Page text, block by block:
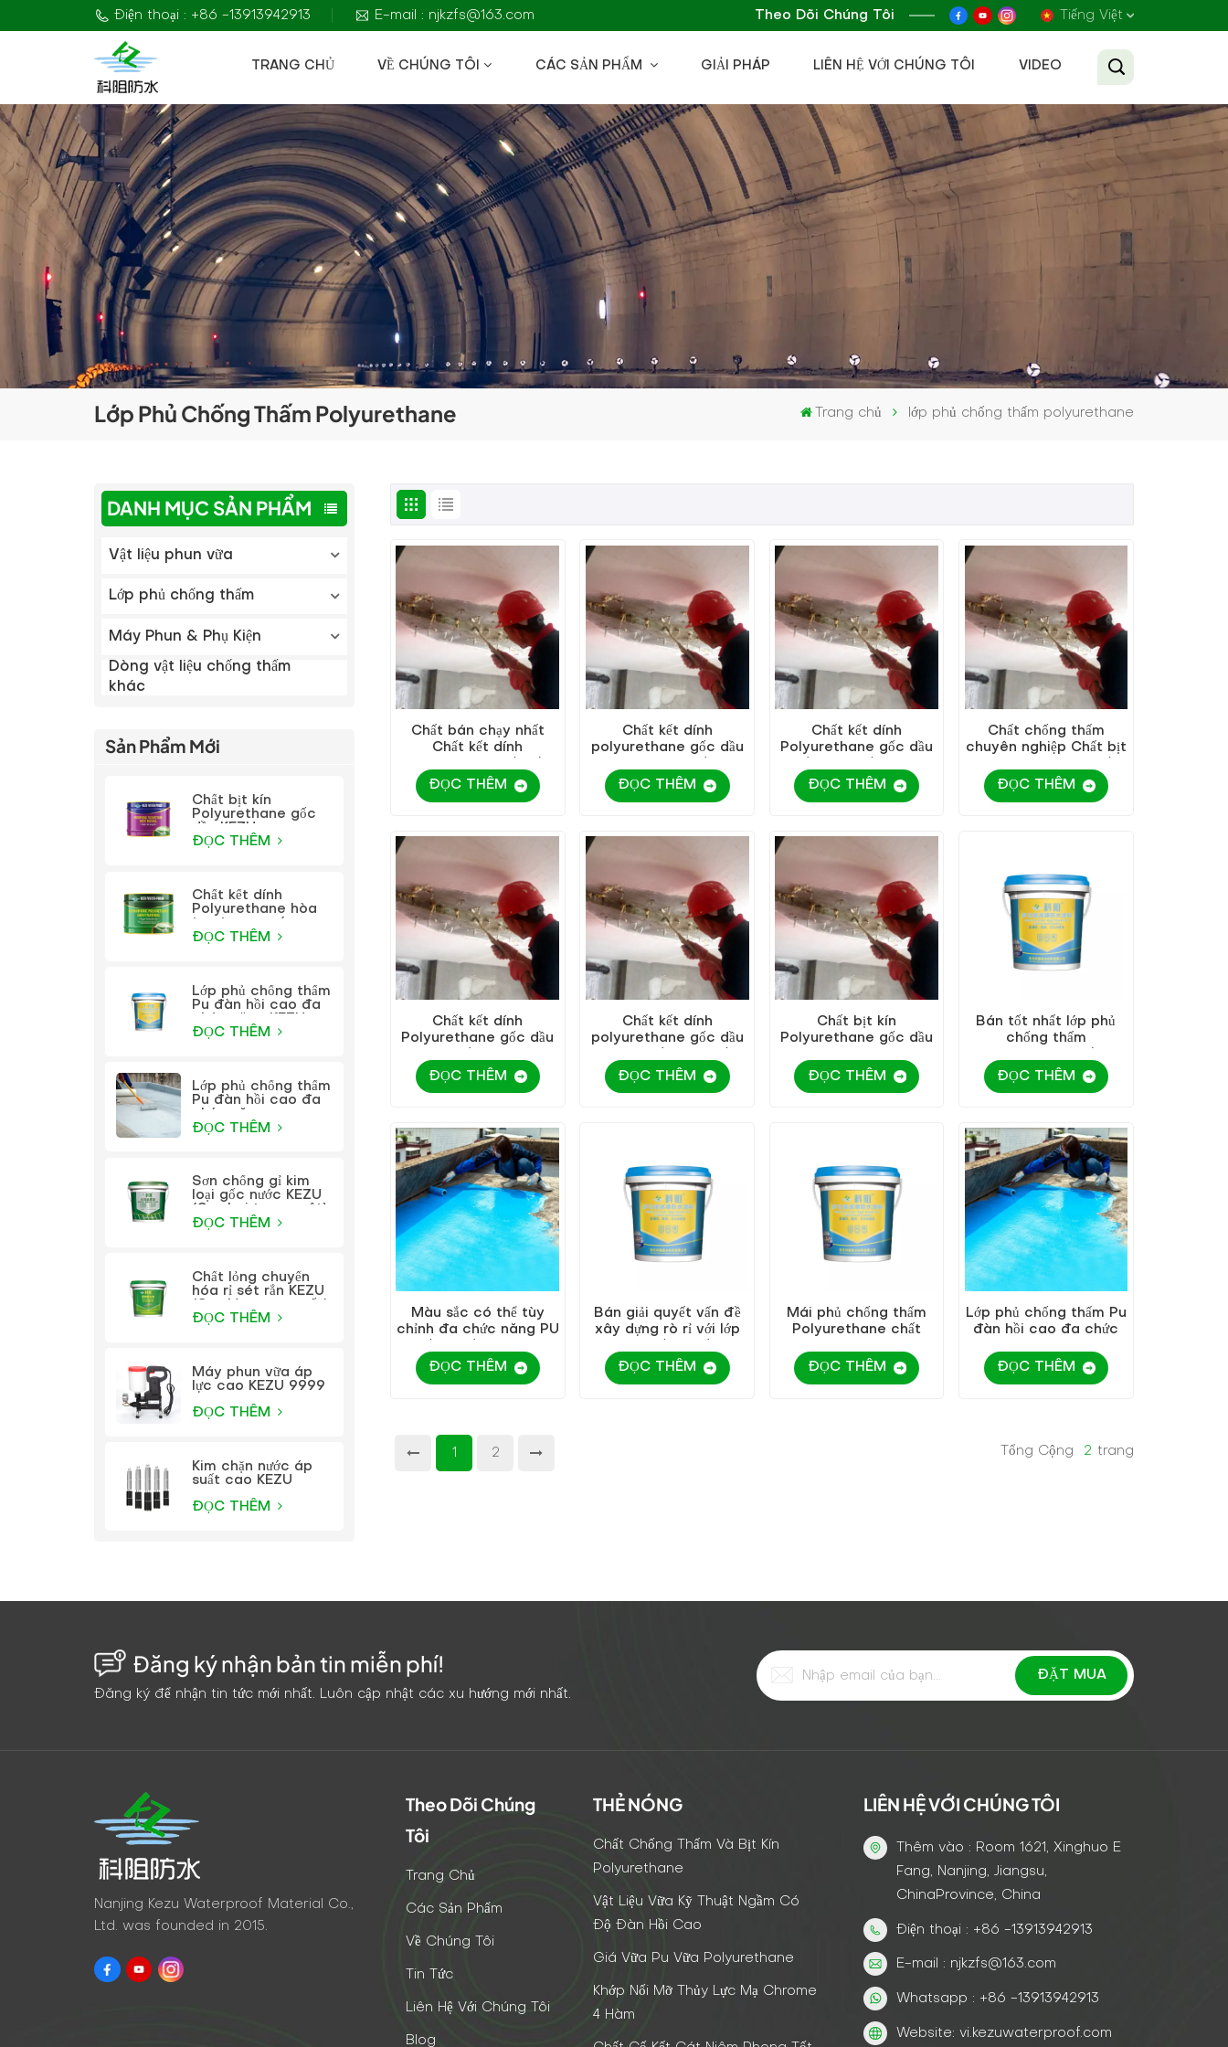
Điện thoại : +86 -13913942913 E-mail : njkzfs@163.com Theo Dõi Chúng Tôi Tiếng Việt
Français
Русский
TRANG CHỦ VỀ CHÚNG TÔI CÁC SẢN PHẨM GIẢI PHÁP LIÊN HỆ VỚI CHÚNG TÔI VIDEO
Lớp Phủ Chống Thấm Polyurethane Trang chủ lớp phủ chống thấm polyurethane
DANH MỤC SẢN PHẨM
Vật liệu phun vữa
Lớp phủ chống thấm
Máy Phun & Phụ Kiện
Dòng vật liệu chống thấm
khác
Sản Phẩm Mới
Chất bịt kín
Polyurethane gốc
ĐỌC THÊM
Chất kết dính
Polyurethane hòa
KEZU
ĐỌC THÊM
Lớp phủ chống thấm
Pu đàn hồi cao đa
ĐỌC THÊM
Lớp phủ chống thấm
Pu đàn hồi cao đa
ĐỌC THÊM
Sơn chống gỉ kim
loại gốc nước KEZU
ĐỌC THÊM
Chất lỏng chuyển
hóa rỉ sét rắn KEZU
ĐỌC THÊM
Máy phun vữa áp
lực cao KEZU 9999
ĐỌC THÊM
Kim chặn nước áp
suất cao KEZU
ĐỌC THÊM
Chất bán chạy nhất
Chất kết dính
KEZU
ĐỌC THÊM
Chất kết dính
polyurethane gốc dầu
ĐỌC THÊM
Chất kết dính
Polyurethane gốc dầu
thấp KEZU
ĐỌC THÊM
Chất chống thấm
chuyên nghiệp Chất bịt
dầu KEZU
ĐỌC THÊM
Chất kết dính
Polyurethane gốc dầu
và an toàn
ĐỌC THÊM
Chất kết dính
polyurethane gốc dầu
ĐỌC THÊM
Chất bịt kín
Polyurethane gốc dầu
ĐỌC THÊM
Bán tốt nhất lớp phủ
chống thấm
ĐỌC THÊM
Màu sắc có thể tùy
chỉnh đa chức năng PU
ĐỌC THÊM
Bán giải quyết vấn đề
xây dựng rò rỉ với lớp
polyurethane trắng
ĐỌC THÊM
Mái phủ chống thấm
Polyurethane chất
nhất
ĐỌC THÊM
Lớp phủ chống thấm Pu
đàn hồi cao đa chức
ĐỌC THÊM
1 2 Tổng Cộng 2 Trang
Đăng ký nhận bản tin miễn phí!
Đăng ký để nhận tin tức mới nhất. Luôn cập nhật các xu hướng mới nhất.
Nanjing Kezu Waterproof Material Co.,
Ltd. was founded in 2015.
Theo Dõi Chúng
Tôi
Trang Chủ
Các Sản Phẩm
Về Chúng Tôi
Tin Tức
Liên Hệ Với Chúng Tôi
Blog
THẺ NÓNG
Chất Chống Thấm Và Bịt Kín
Polyurethane
Vật Liệu Vữa Kỹ Thuật Ngầm Có
Độ Đàn Hồi Cao
Giá Vữa Pu Vữa Polyurethane
Khớp Nối Mỡ Thủy Lực Mạ Chrome
4 Hàm
LIÊN HỆ VỚI CHÚNG TÔI
Thêm vào : Room 1621, Xinghuo E
Fang, Nanjing, Jiangsu,
ChinaProvince, China
Điện thoại : +86 -13913942913
E-mail : njkzfs@163.com
Whatsapp : +86 -13913942913
Website: vi.kezuwaterproof.com